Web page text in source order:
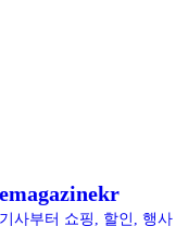
사부터 쇼핑, 할인, 행